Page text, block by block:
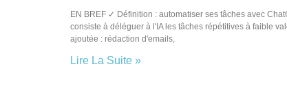
EN BREF ✓ Définition : automatiser ses tâches avec
consiste à déléguer à l'IA les tâches répétitives à faible
ajoutée : rédaction d'emails,
Lire La Suite »